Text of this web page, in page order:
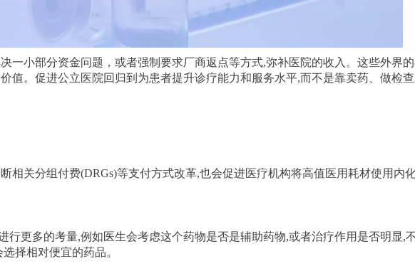
一小部分资金问题，或者强制要求厂商返点等方式,弥补医院的收入。这些外界
值。促进公立医院回归到为患者提升诊疗能力和服务水平,而不是靠卖药、做检查
相关分组付费(DRGs)等支付方式改革,也会促进医疗机构将高值医用耗材使用内
行更多的考量,例如医生会考虑这个药物是否是辅助药物,或者治疗作用是否明显,
择相对便宜的药品。